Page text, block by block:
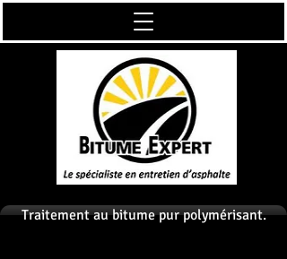
Traitement au bitume pur polymérisant.